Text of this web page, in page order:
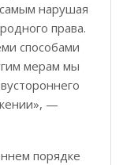
нарушая
права.
способами
мерам мы
—
порядке